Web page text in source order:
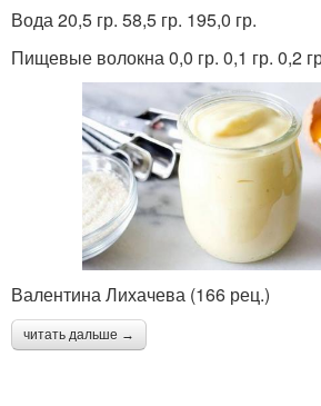
Вода 20,5 гр. 58,5 гр. 195,0 гр.
Пищевые волокна 0,0 гр. 0,1 гр. 0,2
Валентина Лихачева (166 рец.)
читать дальше →